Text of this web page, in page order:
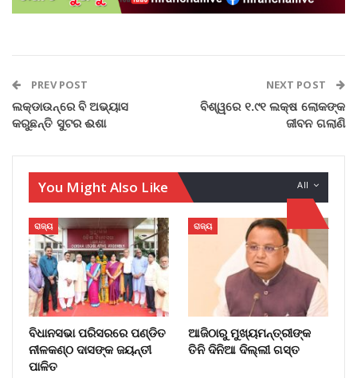
PREV POST
ଲକ୍‌ଡାଉନ୍‌ରେ ବି ଅଭ୍ୟାସ
କରୁଛନ୍ତି ସୁଟର ଈଶା
NEXT POST
ବିଶ୍ୱରେ ୧.୯୧ ଲକ୍ଷ ଲୋକଙ୍କ
ଜୀବନ ଗଲାଣି
All
You Might Also Like
ରାଜ୍ୟ
ବିଧାନସଭା ପରିସରରେ ପଣ୍ଡିତ
ନୀଳକଣ୍ଠ ଦାସଙ୍କ ଜୟନ୍ତୀ
ପାଳିତ
ରାଜ୍ୟ
ଆଜିଠାରୁ ମୁଖ୍ୟମନ୍ତ୍ରୀଙ୍କ
ତିନି ଦିନିଆ ଦିଲ୍ଲୀ ଗସ୍ତ